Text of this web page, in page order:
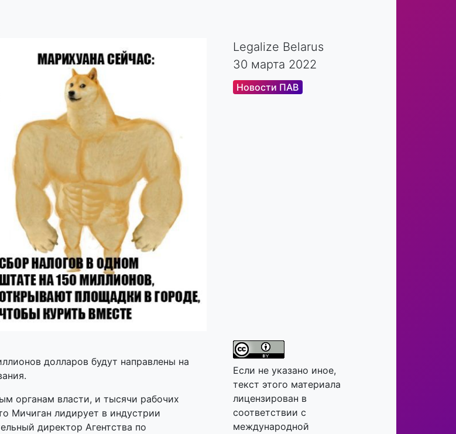
Legalize Belarus
30 марта 2022
Новости ПАВ
долларов будут направлены на
органам власти, и тысячи рабочих
Мичиган лидирует в индустрии
директор Агентства по
Если не указано иное,
текст этого материала
лицензирован в
соответствии с
международной